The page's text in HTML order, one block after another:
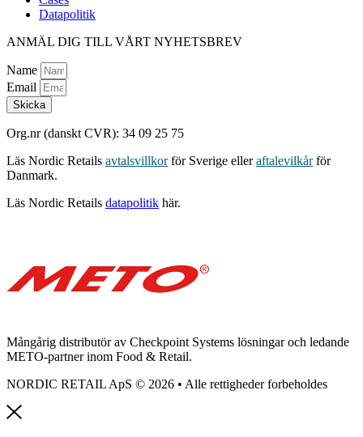
Datapolitik
ANMÄL DIG TILL VÅRT NYHETSBREV
Name
Email
Skicka
Org.nr (danskt CVR): 34 09 25 75
Läs Nordic Retails avtalsvillkor för Sverige elleraftalevilkår för
Danmark.
Läs Nordic Retails datapolitik här.
Mångårig distributör av Checkpoint Systems lösningar och ledande
METO-partner inom Food & Retail.
NORDIC RETAIL ApS © 2026 • Alle rettigheder forbeholdes